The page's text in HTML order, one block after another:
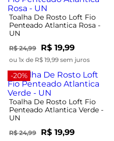
Toalha De Rosto Loft Fio
Penteado Atlantica Rosa -
UN
R$ 24,99 R$ 19,99
ou 1x de R$ 19,99 sem juros
-20%
Toalha De Rosto Loft Fio
Penteado Atlantica Verde -
UN
R$ 24,99 R$ 19,99